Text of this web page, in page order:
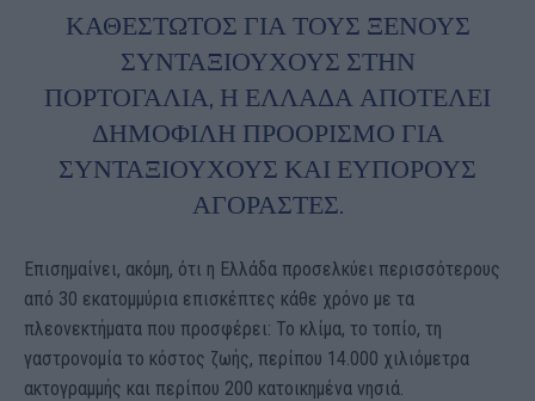
ΚΑΘΕΣΤΏΤΟΣ ΓΙΑ ΤΟΥΣ ΞΈΝΟΥΣ
ΣΥΝΤΑΞΙΟΎΧΟΥΣ ΣΤΗΝ
ΠΟΡΤΟΓΑΛΊΑ, Η ΕΛΛΆΔΑ ΑΠΟΤΕΛΕΊ
ΔΗΜΟΦΙΛΉ ΠΡΟΟΡΙΣΜΌ ΓΙΑ
ΣΥΝΤΑΞΙΟΎΧΟΥΣ ΚΑΙ ΕΎΠΟΡΟΥΣ
ΑΓΟΡΑΣΤΈΣ.
Επισημαίνει, ακόμη, ότι η Ελλάδα προσελκύει περισσότερους
από 30 εκατομμύρια επισκέπτες κάθε χρόνο με τα
πλεονεκτήματα που προσφέρει: Το κλίμα, το τοπίο, τη
γαστρονομία το κόστος ζωής, περίπου 14.000 χιλιόμετρα
ακτογραμμής και περίπου 200 κατοικημένα νησιά.